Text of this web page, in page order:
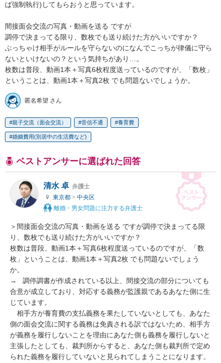
ば強制執行)してもらおうと思っています。
間接面会交流の写真・動画を送る ですが
調停で決まってる限り、数枚でも送り続けた方がいいですか？
ぶっちゃけ相手がルールを守らないのになんでこっちが律儀に守ら
ないといけないの？という気持ちがあり…。
枚数は普段、動画1本＋写真6枚程度送っているのですが、「数枚」
ということは、動画1本＋写真2枚 でも問題ないでしょうか。
匿名希望 さん
親子交流（面会交流） 音信不通 養育費
婚姻費用(別居中の生活費など)
ベストアンサーに選ばれた回答
清水 卓 弁護士
東京都 > 中央区
離婚・男女問題に注力する弁護士
＞間接面会交流の写真・動画を送る ですが調停で決まってる限
り、数枚でも送り続けた方がいいですか？
枚数は普段、動画1本＋写真6枚程度送っているのですが、「数
枚」ということは、動画1本＋写真2枚 でも問題ないでしょう
か。
→   調停調書が作成されている以上、間接交流の部分についても
合意が成立しており、対応する義務が監護親であるあなた側に生
じています。
相手方が養育費の支払義務を果たしていないとしても、あなた
側の面会交流に関する義務は免責される訳ではないため、相手方
が義務を履行しないことを理由にあなた側も義務を履行しないと
主張したとしても、裁判所からすると、あなた側も裁判所で定め
られた義務を履行していないと見られてしまうことになります。